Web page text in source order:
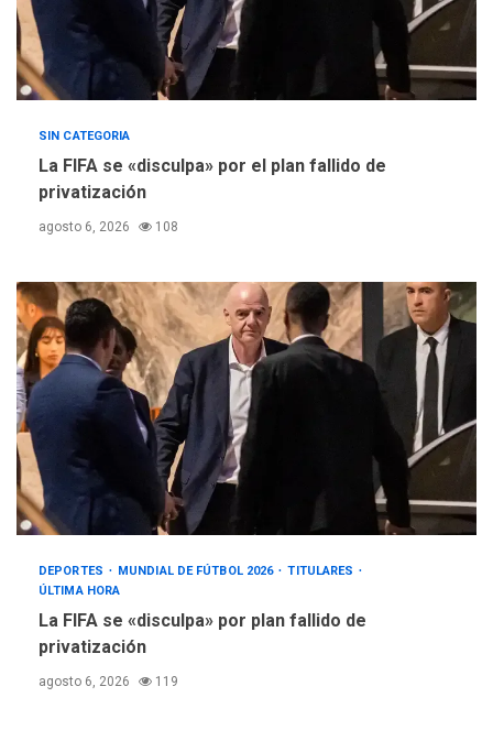
SIN CATEGORIA
La FIFA se «disculpa» por el plan fallido de
privatización
agosto 6, 2026 108
DEPORTES MUNDIAL DE FÚTBOL 2026
TITULARES
ÚLTIMA HORA
La FIFA se «disculpa» por plan fallido de
privatización
agosto 6, 2026 119